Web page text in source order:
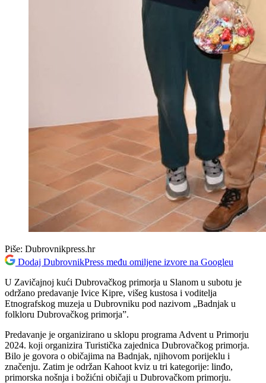
Piše: Dubrovnikpress.hr
Dodaj DubrovnikPress među omiljene izvore na Googleu
U Zavičajnoj kući Dubrovačkog primorja u Slanom u subotu je
održano predavanje Ivice Kipre, višeg kustosa i voditelja
Etnografskog muzeja u Dubrovniku pod nazivom „Badnjak u
folkloru Dubrovačkog primorja”.
Predavanje je organizirano u sklopu programa Advent u Primorju
2024. koji organizira Turistička zajednica Dubrovačkog primorja.
Bilo je govora o običajima na Badnjak, njihovom porijeklu i
značenju. Zatim je održan Kahoot kviz u tri kategorije: linđo,
primorska nošnja i božićni običaji u Dubrovačkom primorju.